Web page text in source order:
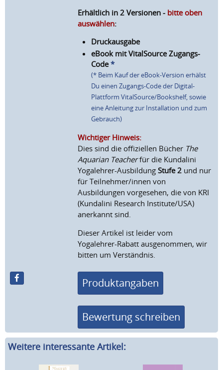
Erhältlich in 2 Versionen - bitte oben
auswählen:
Druckausgabe
eBook mit VitalSource Zugangs-
Code*
(* Beim Kauf der eBook-Version erhälst
Du einen Zugangs-Code der Digital-
Plattform VitalSource/Bookshelf, sowie
eine Anleitung zur Installation und zum
Gebrauch)
Wichtiger Hinweis:
Dies sind die offiziellen Bücher The
Aquarian Teacherfür die Kundalini
Yogalehrer-AusbildungStufe 2 und nur
für Teilnehmer/innen von
Ausbildungen vorgesehen, die von KRI
(Kundalini Research Institute/USA)
anerkannt sind.
Dieser Artikel ist leider vom
Yogalehrer-Rabatt ausgenommen, wir
bitten um Verständnis.
Produktangaben
Bewertung schreiben
Weitere interessante Artikel: